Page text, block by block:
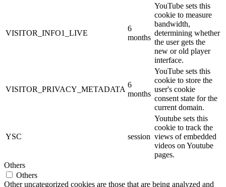
VISITOR_INFO1_LIVE
6
months
YouTube sets this
cookie to measure
bandwidth,
determining whether
the user gets the
new or old player
interface.
VISITOR_PRIVACY_METADATA
6
months
YouTube sets this
cookie to store the
user's cookie
consent state for the
current domain.
YSC session
Youtube sets this
cookie to track the
views of embedded
videos on Youtube
pages.
Others
Others
Other uncategorized cookies are those that are being analyzed and